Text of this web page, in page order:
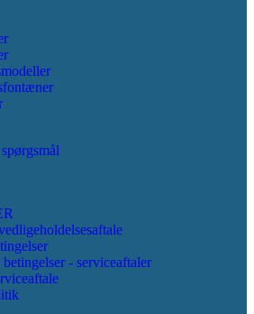
- serviceaftaler